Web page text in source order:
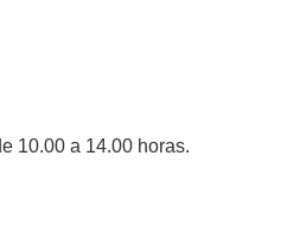
10.00 a 14.00 horas.